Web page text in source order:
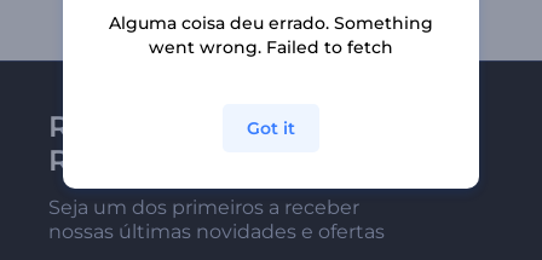
Receba a newsletter da
Renderforest
Seja um dos primeiros a receber
nossas últimas novidades e ofertas
Alguma coisa deu errado. Something
went wrong. Failed to fetch
Got it